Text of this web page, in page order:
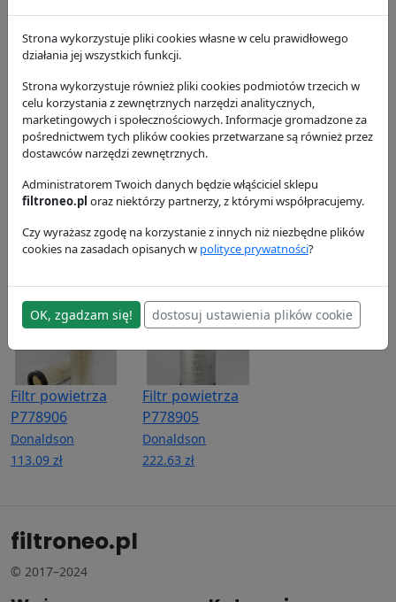
236.91 zł
P551434
Donaldson
92.48 zł
Filtr paliwa
P552014
Donaldson
78.81 zł
hydrauliczny
P764259
Donaldson
341.93 zł
Filtr powietrza
P778906
Donaldson
113.09 zł
Filtr powietrza
P778905
Donaldson
222.63 zł
filtroneo.pl
© 2017–2024
Strona wykorzystuje pliki cookies własne w celu prawidłowego
działania jej wszystkich funkcji.
Strona wykorzystuje również pliki cookies podmiotów trzecich w
celu korzystania z zewnętrznych narzędzi analitycznych,
marketingowych i społecznościowych. Informacje gromadzone za
pośrednictwem tych plików cookies przetwarzane są również przez
dostawców narzędzi zewnętrznych.
Administratorem Twoich danych będzie włąściciel sklepu
filtroneo.pl oraz niektórzy partnerzy, z którymi współpracujemy.
Czy wyrażasz zgodę na korzystanie z innych niż niezbędne plików
cookies na zasadach opisanych w polityce prywatności?
OK, zgadzam się! dostosuj ustawienia plików cookie